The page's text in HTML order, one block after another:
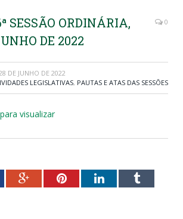
SESSÃO ORDINÁRIA,
DE 2022
0
DE JUNHO DE 2022
LEGISLATIVAS, PAUTAS E ATAS DAS SESSÕES
visualizar
Google+PinterestLinkedInTumblr